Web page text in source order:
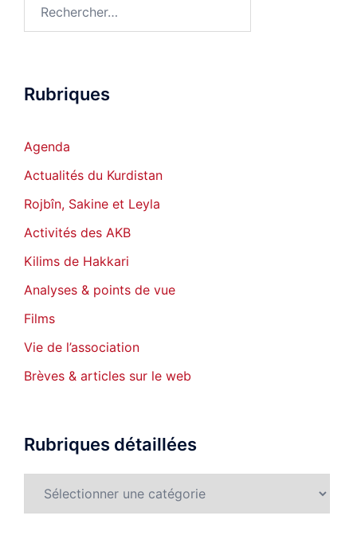
Rubriques
Agenda
Actualités du Kurdistan
Rojbîn, Sakine et Leyla
Activités des AKB
Kilims de Hakkari
Analyses & points de vue
Films
Vie de l’association
Brèves & articles sur le web
Rubriques détaillées
détaillées